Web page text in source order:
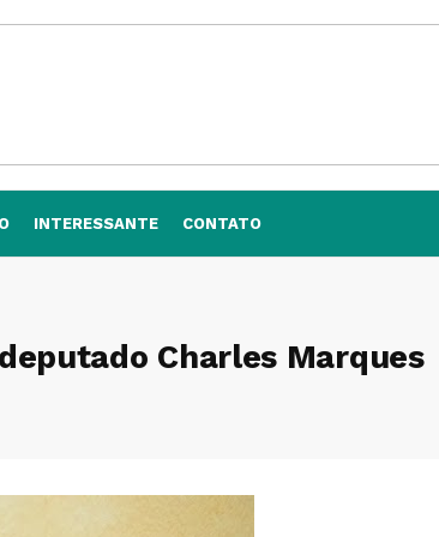
INTERESSANTE CONTATO
deputado Charles Marques